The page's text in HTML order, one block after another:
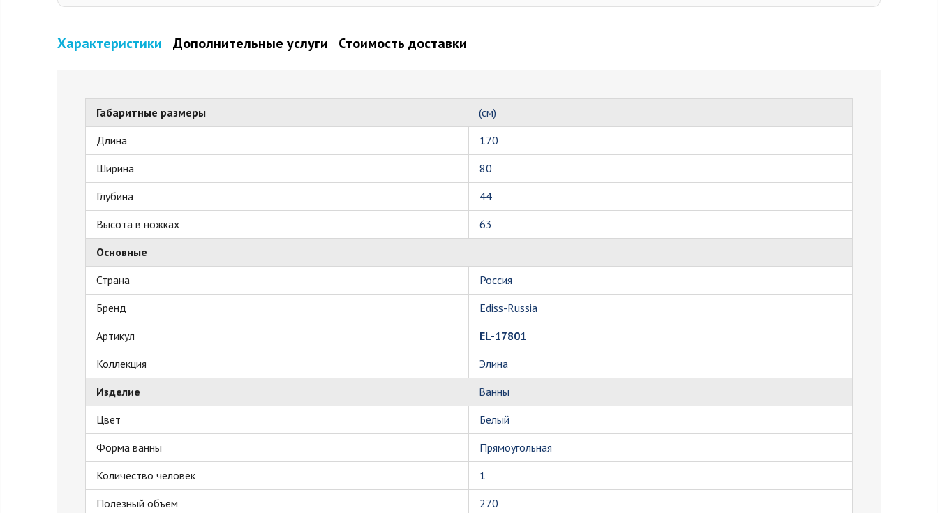
Характеристики Дополнительные услуги Стоимость доставки
Габаритные размеры
(см)
Длина
170
Ширина
80
Глубина
44
Высота в ножках
63
Основные
Страна
Россия
Бренд
Ediss-Russia
Артикул
EL-17801
Коллекция
Элина
Изделие
Ванны
Цвет
Белый
Форма ванны
Прямоугольная
Количество человек
1
Полезный объём
270